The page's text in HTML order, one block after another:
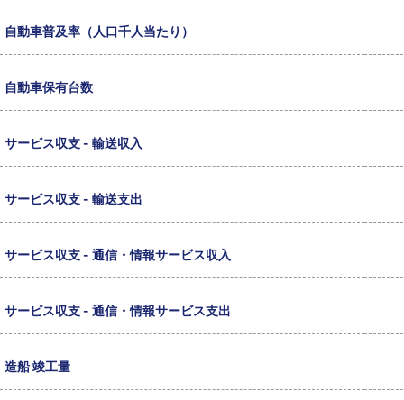
自動車普及率（人口千人当たり）
自動車保有台数
サービス収支 - 輸送収入
サービス収支 - 輸送支出
サービス収支 - 通信・情報サービス収入
サービス収支 - 通信・情報サービス支出
造船 竣工量